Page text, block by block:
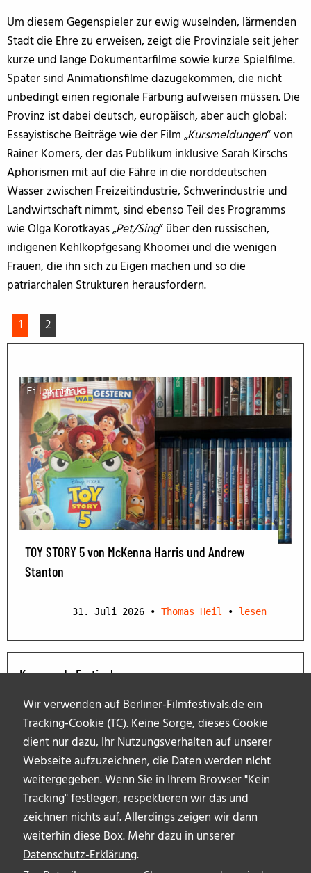
Wir verwenden auf Berliner-Filmfestivals.de ein
Tracking-Cookie (TC). Keine Sorge, dieses Cookie
dient nur dazu, Ihr Nutzungsverhalten auf unserer
Webseite aufzuzeichnen, die Daten werden nicht
weitergegeben. Wenn Sie in Ihrem Browser "Kein
Tracking" festlegen, respektieren wir das und
zeichnen nichts auf. Allerdings zeigen wir dann
weiterhin diese Box. Mehr dazu in unserer
Datenschutz-Erklärung.
Um diesem Gegenspieler zur ewig wuselnden, lärmenden
Stadt die Ehre zu erweisen, zeigt die Provinziale seit jeher
kurze und lange Dokumentarfilme sowie kurze Spielfilme.
Später sind Animationsfilme dazugekommen, die nicht
unbedingt einen regionale Färbung aufweisen müssen. Die
Provinz ist dabei deutsch, europäisch, aber auch global:
Essayistische Beiträge wie der Film „Kursmeldungen“ von
Rainer Komers, der das Publikum inklusive Sarah Kirschs
Aphorismen mit auf die Fähre in die norddeutschen
Wasser zwischen Freizeitindustrie, Schwerindustrie und
Landwirtschaft nimmt, sind ebenso Teil des Programms
wie Olga Korotkayas „Pet/Sing“ über den russischen,
indigenen Kehlkopfgesang Khoomei und die wenigen
Frauen, die ihn sich zu Eigen machen und so die
patriarchalen Strukturen herausfordern.
1 2
Filmkritik
TOY STORY 5 von McKenna Harris und Andrew
Stanton
31. Juli 2026 • Thomas Heil • lesen
Kommende Festivals